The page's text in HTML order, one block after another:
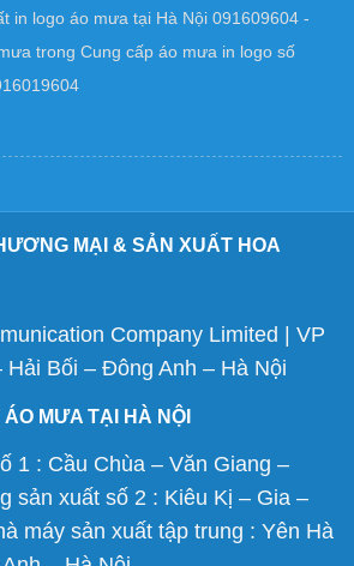
in logo áo mưa tại Hà Nội 091609604 -
trong Cung cấp áo mưa in logo số
MẠI & SẢN XUẤT HOA
Company Limited | VP
Hải Bối – Đông Anh – Hà Nội
MƯA TẠI HÀ NỘI
1 : Cầu Chùa – Văn Giang –
sản xuất số 2 : Kiêu Kị – Gia –
máy sản xuất tập trung : Yên Hà